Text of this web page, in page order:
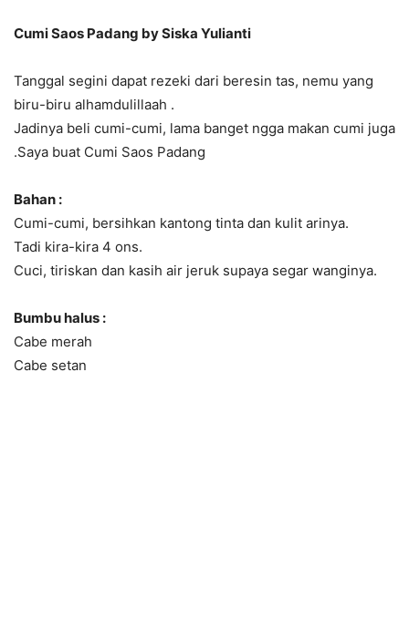
Cumi Saos Padang by Siska Yulianti
Tanggal segini dapat rezeki dari beresin tas, nemu yang
biru-biru alhamdulillaah .
Jadinya beli cumi-cumi, lama banget ngga makan cumi juga
.Saya buat Cumi Saos Padang
Bahan :
Cumi-cumi, bersihkan kantong tinta dan kulit arinya.
Tadi kira-kira 4 ons.
Cuci, tiriskan dan kasih air jeruk supaya segar wanginya.
Bumbu halus :
Cabe merah
Cabe setan